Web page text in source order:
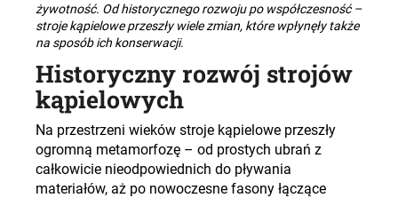
żywotność. Od historycznego rozwoju po współczesność –
stroje kąpielowe przeszły wiele zmian, które wpłynęły także
na sposób ich konserwacji.​
Historyczny rozwój strojów
kąpielowych
Na przestrzeni wieków stroje kąpielowe przeszły
ogromną metamorfozę – od prostych ubrań z
całkowicie nieodpowiednich do pływania
materiałów, aż po nowoczesne fasony łączące